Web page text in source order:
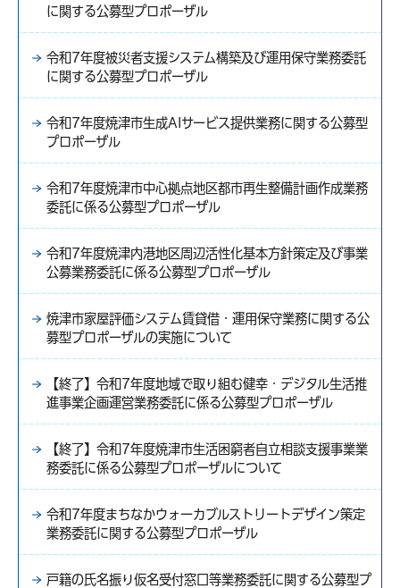
に関する公募型プロポーザル
令和7年度被災者支援システム構築及び運用保守業務委託
に関する公募型プロポーザル
令和7年度焼津市生成AIサービス提供業務に関する公募型
プロポーザル
令和7年度焼津市中心拠点地区都市再生整備計画作成業務
委託に係る公募型プロポーザル
令和7年度焼津内港地区周辺活性化基本方針策定及び事業
公募業務委託に係る公募型プロポーザル
焼津市家屋評価システム賃貸借・運用保守業務に関する公
募型プロポーザルの実施について
【終了】令和7年度地域で取り組む健幸・デジタル生活推
進事業企画運営業務委託に係る公募型プロポーザル
【終了】令和7年度焼津市生活困窮者自立相談支援事業業
務委託に係る公募型プロポーザルについて
令和7年度まちなかウォーカブルストリートデザイン策定
業務委託に関する公募型プロポーザル
戸籍の氏名振り仮名受付窓口等業務委託に関する公募型プ